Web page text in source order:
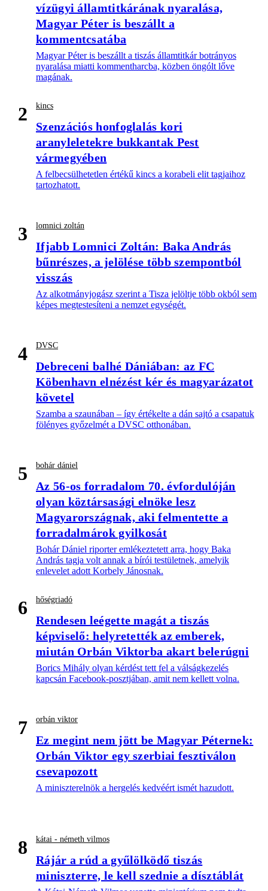
vízügyi államtitkárának nyaralása,
Magyar Péter is beszállt a
kommentcsatába
Magyar Péter is beszállt a tiszás államtitkár botrányos
nyaralása miatti kommentharcba, közben öngólt lőve
magának.
2 kincs
Szenzációs honfoglalás kori
aranyleletekre bukkantak Pest
vármegyében
A felbecsülhetetlen értékű kincs a korabeli elit tagjaihoz
tartozhatott.
3 lomnici zoltán
Ifjabb Lomnici Zoltán: Baka András
bűnrészes, a jelölése több szempontból
visszás
Az alkotmányjogász szerint a Tisza jelöltje több okból sem
képes megtestesíteni a nemzet egységét.
4 DVSC
Debreceni balhé Dániában: az FC
Köbenhavn elnézést kér és magyarázatot
követel
Szamba a szaunában – így értékelte a dán sajtó a csapatuk
fölényes győzelmét a DVSC otthonában.
5 bohár dániel
Az 56-os forradalom 70. évfordulóján
olyan köztársasági elnöke lesz
Magyarországnak, aki felmentette a
forradalmárok gyilkosát
Bohár Dániel riporter emlékeztetett arra, hogy Baka
András tagja volt annak a bírói testületnek, amelyik
enlevelet adott Korbely Jánosnak.
6 hőségriadó
Rendesen leégette magát a tiszás
képviselő: helyretették az emberek,
miután Orbán Viktorba akart belerúgni
Borics Mihály olyan kérdést tett fel a válságkezelés
kapcsán Facebook-posztjában, amit nem kellett volna.
7 orbán viktor
Ez megint nem jött be Magyar Péternek:
Orbán Viktor egy szerbiai fesztiválon
csevapozott
A miniszterelnök a hergelés kedvéért ismét hazudott.
8 kátai - németh vilmos
Rájár a rúd a gyűlölködő tiszás
miniszterre, le kell szednie a dísztáblát